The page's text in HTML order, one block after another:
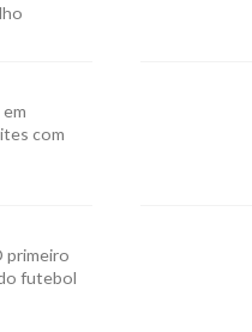
com
primeiro
futebol